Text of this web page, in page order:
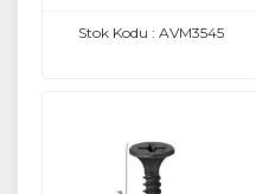
Stok Kodu : AVM3545